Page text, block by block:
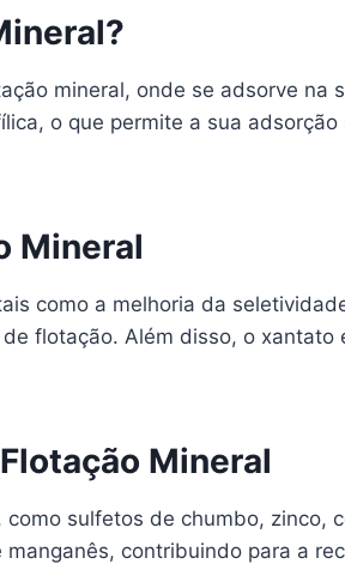
mineral, onde se adsorve na
o que permite a sua
Mineral
como a melhoria da
flotação. Além disso, o xantato
Mineral
sulfetos de chumbo, zinco,
contribuindo para a